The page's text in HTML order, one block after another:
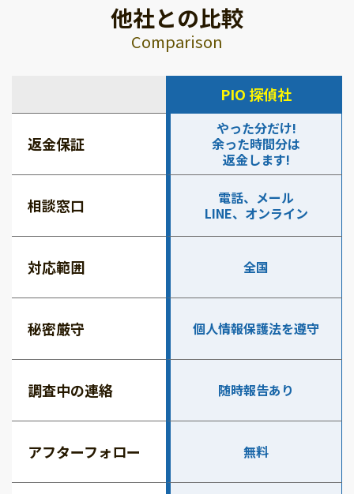
他社との比較
Comparison
PIO 探偵社
返金保証
やった分だけ!
余った時間分は
返金します!
相談窓口
電話、メール
LINE、オンライン
対応範囲 全国
秘密厳守 個人情報保護法を遵守
調査中の連絡 随時報告あり
アフターフォロー 無料